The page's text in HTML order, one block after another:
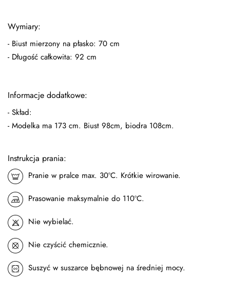
Wymiary:
- Biust mierzony na płasko: 70 cm
- Długość całkowita: 92 cm
Informacje dodatkowe:
- Skład:
- Modelka ma 173 cm. Biust 98cm, biodra 108cm.
Instrukcja prania:
Pranie w pralce max. 30ºC. Krótkie wirowanie.
Prasowanie maksymalnie do 110ºC.
Nie wybielać.
Nie czyścić chemicznie.
Suszyć w suszarce bębnowej na średniej mocy.